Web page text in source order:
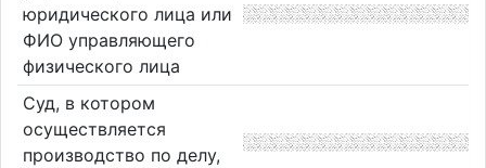
юридического лица или
ФИО управляющего
физического лица
Суд, в котором
осуществляется
производство по делу,